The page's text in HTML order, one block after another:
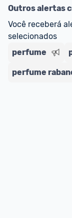
ou
E lembre-se:
comunidade
nossos
Outros alertas
Você receberá
selecionados
perfume
perfume